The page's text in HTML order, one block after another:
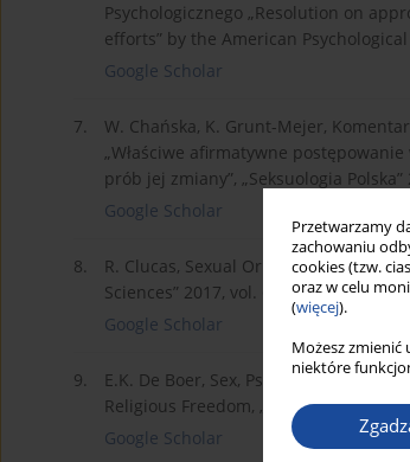
Przetwarzamy
zachowaniu
cookies (tzw.
oraz w celu
(więcej).
Możesz zmienić
niektóre
Psychologicznego „Resolution on
efforts” by the American
Google Scholar
7.
W. Chańska, K. Grunt-Mejer,
„Właściwe afirmatywne
prób jej zmiany”, „Seksuologia Polska”
Google Scholar
8.
R. Clucas, Sexual Orientation
Sciences” 2017, vol. 6, issue 2.
Google Scholar
9.
E.K. De Boer, Sex, Psychology, and
Religious Freedom, „Regent
Google Scholar